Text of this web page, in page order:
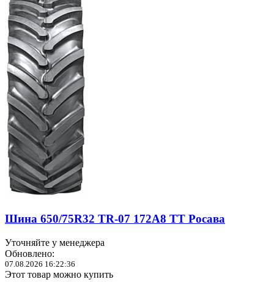
Шина 650/75R32 TR-07 172A8 ТТ Росава
Уточняйте у менеджера
Обновлено:
07.08.2026 16:22:36
Этот товар можно купить